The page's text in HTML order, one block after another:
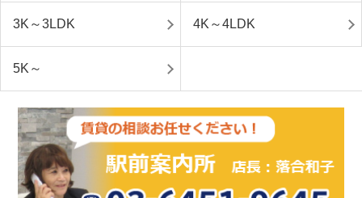
3K～3LDK 4K～4LDK
5K～